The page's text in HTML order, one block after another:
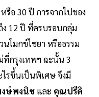
รือ 30 ปี การจากไปของ
12 ปี ที่ครบรอบกลุ่ม
โมกข์ไชยา หรือธรรม
ที่กรุงเทพฯ ฉะนั้น 3
รขึ้นเป็นพิเศษ จึงมี
ษ์พงนิช และ คุณปรีดิ